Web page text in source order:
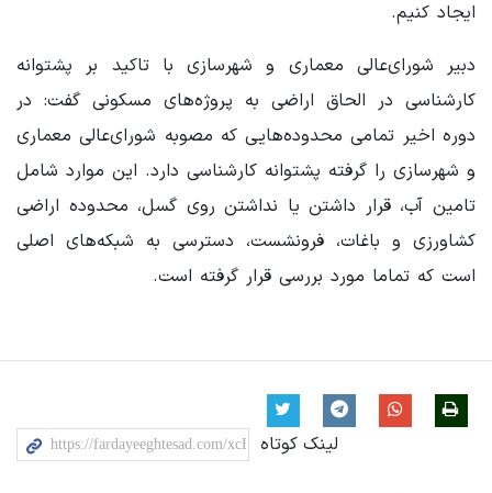
ایجاد کنیم.
دبیر شورای‌عالی معماری و شهرسازی با تاکید بر پشتوانه
کارشناسی در الحاق اراضی به پروژه‌های مسکونی گفت: در
دوره اخیر تمامی محدوده‌هایی که مصوبه شورای‌عالی معماری
و شهرسازی را گرفته پشتوانه کارشناسی دارد. این موارد شامل
تامین آب، قرار داشتن یا نداشتن روی گسل، محدوده اراضی
کشاورزی و باغات، فرونشست، دسترسی به شبکه‌های اصلی
است که تماما مورد بررسی قرار گرفته است.
لینک کوتاه